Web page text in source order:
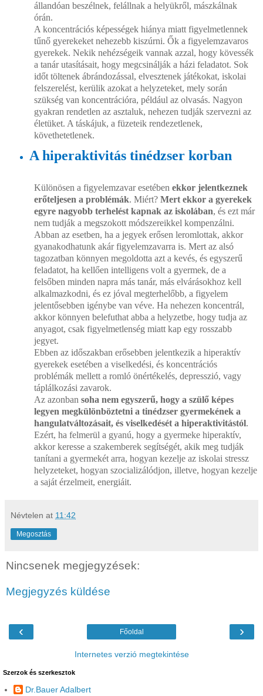
állandóan beszélnek, felállnak a helyükről, mászkálnak
órán.
A koncentrációs képességek hiánya miatt figyelmetlennek
tűnő gyerekeket nehezebb kiszúrni. Ők a figyelemzavaros
gyerekek. Nekik nehézségeik vannak azzal, hogy kövessék
a tanár utasításait, hogy megcsinálják a házi feladatot. Sok
időt töltenek ábrándozással, elvesztenek játékokat, iskolai
felszerelést, kerülik azokat a helyzeteket, mely során
szükség van koncentrációra, például az olvasás. Nagyon
gyakran rendetlen az asztaluk, nehezen tudják szervezni az
életüket. A táskájuk, a füzeteik rendezetlenek,
követhetetlenek.
A hiperaktivitás tinédzser korban
Különösen a figyelemzavar esetében ekkor jelentkeznek
erőteljesen a problémák. Miért? Mert ekkor a gyerekek
egyre nagyobb terhelést kapnak az iskolában, és ezt már
nem tudják a megszokott módszereikkel kompenzálni.
Abban az esetben, ha a jegyek erősen leromlottak, akkor
gyanakodhatunk akár figyelemzavarra is. Mert az alsó
tagozatban könnyen megoldotta azt a kevés, és egyszerű
feladatot, ha kellően intelligens volt a gyermek, de a
felsőben minden napra más tanár, más elvárásokhoz kell
alkalmazkodni, és ez jóval megterhelőbb, a figyelem
jelentősebben igénybe van véve. Ha nehezen koncentrál,
akkor könnyen belefuthat abba a helyzetbe, hogy tudja az
anyagot, csak figyelmetlenség miatt kap egy rosszabb
jegyet.
Ebben az időszakban erősebben jelentkezik a hiperaktív
gyerekek esetében a viselkedési, és koncentrációs
problémák mellett a romló önértékelés, depresszió, vagy
táplálkozási zavarok.
Az azonban soha nem egyszerű, hogy a szülő képes
legyen megkülönböztetni a tinédzser gyermekének a
hangulatváltozásait, és viselkedését a hiperaktivitástól.
Ezért, ha felmerül a gyanú, hogy a gyermeke hiperaktív,
akkor keresse a szakemberek segítségét, akik meg tudják
tanítani a gyermekét arra, hogyan kezelje az iskolai stressz
helyzeteket, hogyan szocializálódjon, illetve, hogyan kezelje
a saját érzelmeit, energiáit.
Névtelen at 11:42
Megosztás
Nincsenek megjegyzések:
Megjegyzés küldése
‹ ›
Főoldal
Internetes verzió megtekintése
Szerzok és szerkesztok
Dr.Bauer Adalbert